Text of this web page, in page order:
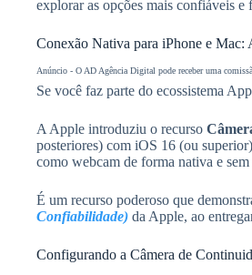
explorar as opções mais confiáveis e
Conexão Nativa para iPhone e Mac:
Anúncio - O AD Agência Digital pode receber uma
Se você faz parte do ecossistema
A Apple introduziu o recurso
posteriores) com iOS 16 (ou
como webcam de forma nativa e
É um recurso poderoso que
Confiabilidade) da Apple, ao
Configurando a Câmera de